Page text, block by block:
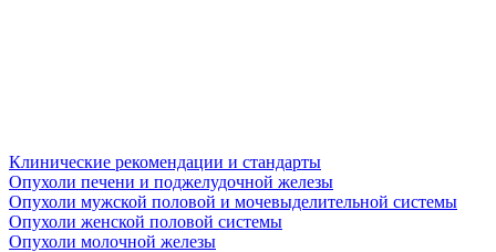
Клинические рекомендации и стандарты
Опухоли печени и поджелудочной железы
Опухоли мужской половой и мочевыделительной системы
Опухоли женской половой системы
Опухоли молочной железы